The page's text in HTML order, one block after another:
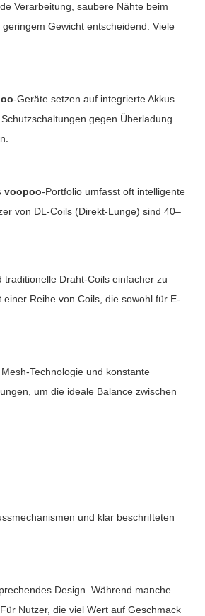
Verarbeitung, saubere Nähte beim
Gewicht entscheidend. Viele
-Geräte setzen auf integrierte Akkus
gegen Überladung.
voopoo-Portfolio umfasst oft intelligente
von DL-Coils (Direkt-Lunge) sind 40–
Draht-Coils einfacher zu
Reihe von Coils, die sowohl für E-
Technologie und konstante
um die ideale Balance zwischen
und klar beschrifteten
Design. Während manche
Nutzer, die viel Wert auf Geschmack